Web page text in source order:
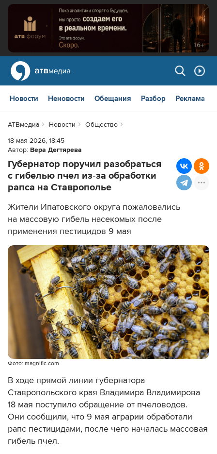
Новости Неновости Обещания Разбор Реклама
АТВмедиа Новости
Общество
18 мая 2026, 18:45
Автор: Вера Дегтярева
Губернатор поручил разобраться
с гибелью пчел из‑за обработки
рапса на Ставрополье
Жители Ипатовского округа пожаловались
на массовую гибель насекомых после
применения пестицидов 9 мая
Фото: magnific.com
В ходе прямой линии губернатора
Ставропольского края Владимира Владимирова
18 мая поступило обращение от пчеловодов.
Они сообщили, что 9 мая аграрии обработали
рапс пестицидами, после чего началась массовая
гибель пчел.